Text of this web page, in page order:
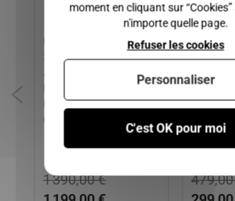
Moteur Lombardini DCI 492
37000km / LIGIER : IXO ,
JSRC , JS50 , JS60 /
F8C , MGO 3 4 5 6 DUE : 3 5
6 / JDM : ROXSY
1 390,00 €
492 /
et phase 3
MGO4 et
P88 et
moment en cliquant sur
n'importe quelle page.
C'est OK pour moi
Refuser les cookies
Personnaliser